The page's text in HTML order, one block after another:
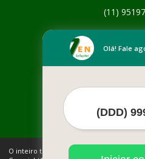
(11)
Empresa
Contato
Mais
O inteiro teor deste site está sujeito à
Olá! Fale